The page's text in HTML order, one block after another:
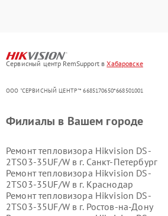
Сервисный центр RemSupport вХабаровске
ООО "СЕРВИСНЫЙ ЦЕНТР"* 6685170650*668501001
Филиалы в Вашем городе
Ремонт тепловизора Hikvision DS-
2TS03-35UF/W в г. Санкт-Петербург
Ремонт тепловизора Hikvision DS-
2TS03-35UF/W в г. Краснодар
Ремонт тепловизора Hikvision DS-
2TS03-35UF/W в г. Ростов-на-Дону